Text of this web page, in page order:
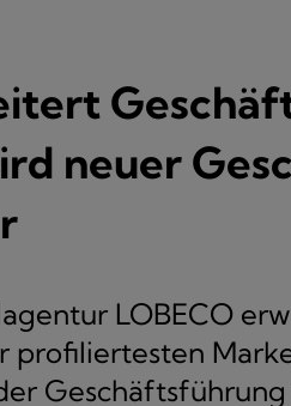
neuer
LOBECO
profiliertesten